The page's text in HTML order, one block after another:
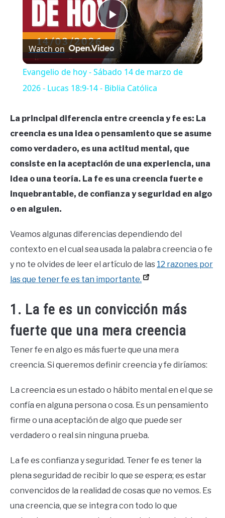
Play
Video
Watch on
Evangelio de hoy - Sábado 14 de marzo de
2026 - Lucas 18:9-14 - Biblia Católica
La principal diferencia entre creencia y fe es: La
creencia es una idea o pensamiento que se asume
como verdadero, es una actitud mental, que
consiste en la aceptación de una experiencia, una
idea o una teoría. La fe es una creencia fuerte e
inquebrantable, de confianza y seguridad en algo
o en alguien.
Veamos algunas diferencias dependiendo del
contexto en el cual sea usada la palabra creencia o fe
y no te olvides de leer el artículo de las 12 razones por
las que tener fe es tan importante.
1. La fe es un convicción más
fuerte que una mera creencia
Tener fe en algo es más fuerte que una mera
creencia. Si queremos definir creencia y fe diríamos:
La creencia es un estado o hábito mental en el que se
confía en alguna persona o cosa. Es un pensamiento
firme o una aceptación de algo que puede ser
verdadero o real sin ninguna prueba.
La fe es confianza y seguridad. Tener fe es tener la
plena seguridad de recibir lo que se espera; es estar
convencidos de la realidad de cosas que no vemos. Es
una creencia, que se integra con todo lo que